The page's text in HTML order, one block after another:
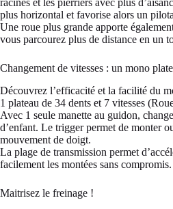
racines et les pierriers avec plus
plus horizontal et favorise alors un
Une roue plus grande apporte
vous parcourez plus de distance en un
Changement de vitesses : un mono
Découvrez l’efficacité et la facilité du
1 plateau de 34 dents et 7 vitesses
Avec 1 seule manette au guidon,
d’enfant. Le trigger permet de monter
mouvement de doigt.
La plage de transmission permet
facilement les montées sans compromis.
Maitrisez le freinage !